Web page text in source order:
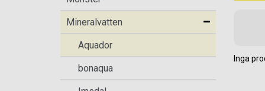
Mineralvatten
Aquador
bonaqua
Inga